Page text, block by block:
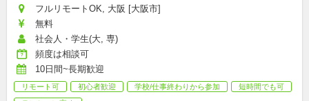
フルリモートOK, 大阪 [大阪市]
無料
社会人・学生(大, 専)
頻度は相談可
10日間~長期歓迎
リモート可 初心者歓迎 学校/仕事終わりから参加
短時間でも可